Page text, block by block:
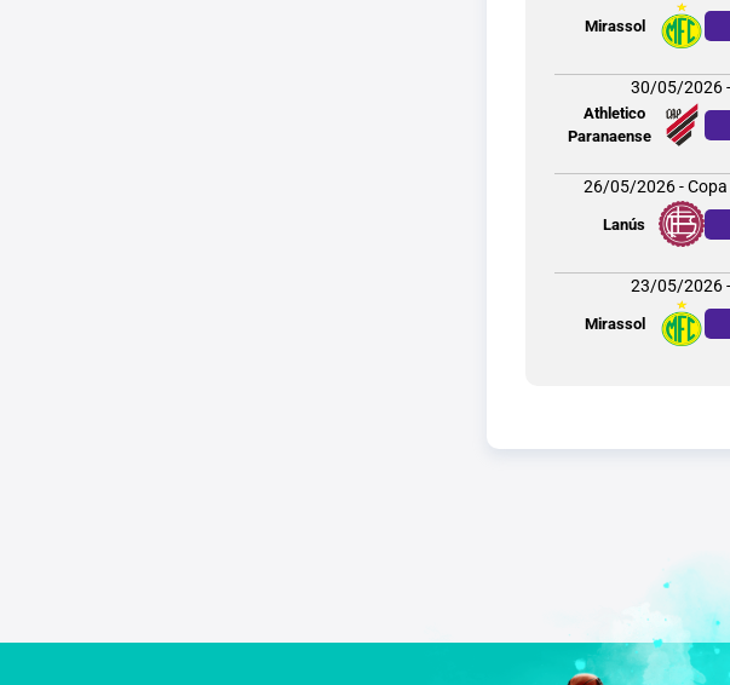
Mirassol
30/05/2026
Athletico
Paranaense
26/05/2026 -
Lanús
23/05/2026
Mirassol